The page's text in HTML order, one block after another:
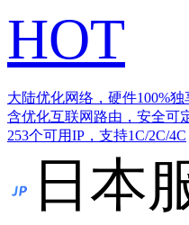
HOT
大陆优化网络，硬件100%独
含优化互联网路由，安全可
253个可用IP，支持1C/2C/4C
日本